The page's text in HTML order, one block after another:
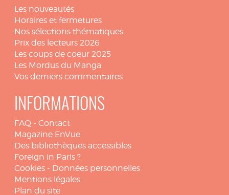
Les nouveautés
Horaires et fermetures
Nos sélections thématiques
Prix des lecteurs 2026
Les coups de coeur 2025
Les Mordus du Manga
Vos derniers commentaires
INFORMATIONS
FAQ - Contact
Magazine EnVue
Des bibliothèques accessibles
Foreign in Paris ?
Cookies - Données personnelles
Mentions légales
Plan du site